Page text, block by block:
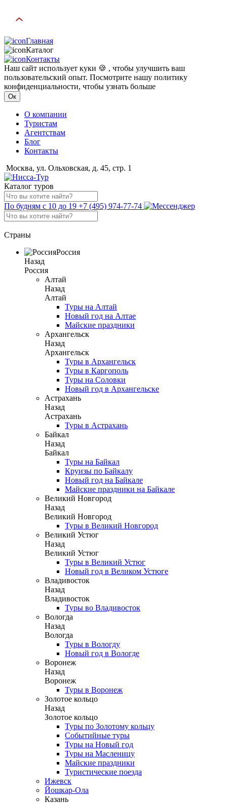
Главная
Каталог
Контакты
Наш сайт использует куки 🍪 , чтобы улучшить ваш
пользовательский опыт. Посмотрите нашу политику
конфиденциальности, чтобы узнать больше
Ок
О компании
Туристам
Агентствам
Блог
Контакты
Москва, ул. Ольховская, д. 45, стр. 1
Каталог туров
По будням с 10 до 19 +7 (495) 974-77-74
Страны
Россия
Назад
Россия
Алтай
Назад
Алтай
Туры на Алтай
Новый год на Алтае
Майские праздники
Архангельск
Назад
Архангельск
Туры в Архангельск
Туры в Каргополь
Туры на Соловки
Новый год в Архангельске
Астрахань
Назад
Астрахань
Туры в Астрахань
Байкал
Назад
Байкал
Туры на Байкал
Круизы по Байкалу
Новый год на Байкале
Майские праздники на Байкале
Великий Новгород
Назад
Великий Новгород
Туры в Великий Новгород
Великий Устюг
Назад
Великий Устюг
Туры в Великий Устюг
Новый год в Великом Устюге
Владивосток
Назад
Владивосток
Туры во Владивосток
Вологда
Назад
Вологда
Туры в Вологду
Новый год в Вологде
Воронеж
Назад
Воронеж
Туры в Воронеж
Золотое кольцо
Назад
Золотое кольцо
Туры по Золотому кольцу
Событийные туры
Туры на Новый год
Туры на Масленицу
Майские праздники
Туристические поезда
Ижевск
Йошкар-Ола
Казань